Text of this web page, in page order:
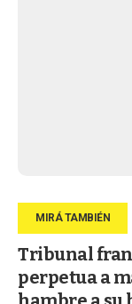
Tribunal
perpetua a